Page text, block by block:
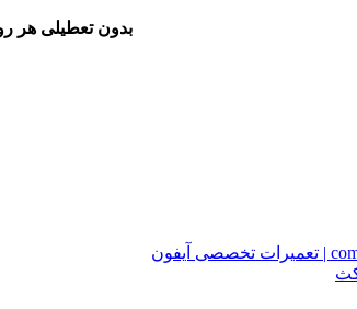
بدون تعطیلی هر روز هفته،